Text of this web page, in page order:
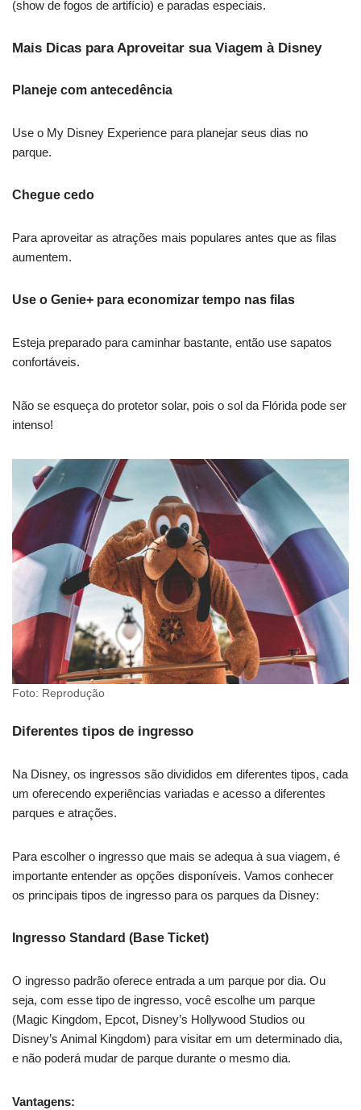
(show de fogos de artifício) e paradas especiais.
Mais Dicas para Aproveitar sua Viagem à Disney
Planeje com antecedência
Use o My Disney Experience para planejar seus dias no
parque.
Chegue cedo
Para aproveitar as atrações mais populares antes que as filas
aumentem.
Use o Genie+ para economizar tempo nas filas
Esteja preparado para caminhar bastante, então use sapatos
confortáveis.
Não se esqueça do protetor solar, pois o sol da Flórida pode ser
intenso!
Foto: Reprodução
Diferentes tipos de ingresso
Na Disney, os ingressos são divididos em diferentes tipos, cada
um oferecendo experiências variadas e acesso a diferentes
parques e atrações.
Para escolher o ingresso que mais se adequa à sua viagem, é
importante entender as opções disponíveis. Vamos conhecer
os principais tipos de ingresso para os parques da Disney:
Ingresso Standard (Base Ticket)
O ingresso padrão oferece entrada a um parque por dia. Ou
seja, com esse tipo de ingresso, você escolhe um parque
(Magic Kingdom, Epcot, Disney’s Hollywood Studios ou
Disney’s Animal Kingdom) para visitar em um determinado dia,
e não poderá mudar de parque durante o mesmo dia.
Vantagens: